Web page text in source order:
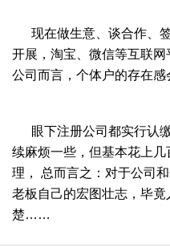
现在做生意、谈合作、
开展，淘宝、微信等互联
公司而言，个体户的存在感
眼下注册公司都实行认
续麻烦一些，但基本花上
理， 总而言之：对于公司
老板自己的宏图壮志，毕
楚……